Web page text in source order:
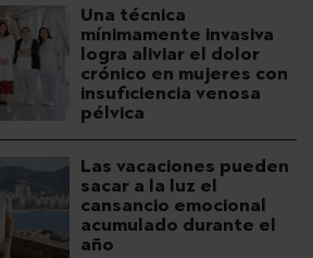
Una técnica
mínimamente invasiva
logra aliviar el dolor
crónico en mujeres con
insuficiencia venosa
pélvica
Las vacaciones pueden
sacar a la luz el
cansancio emocional
acumulado durante el
año